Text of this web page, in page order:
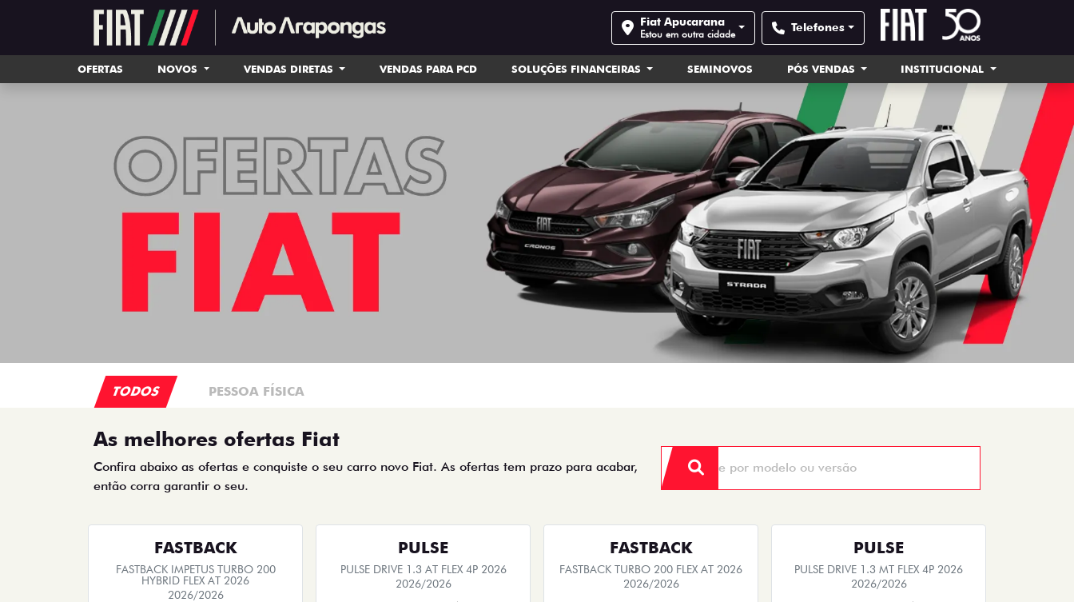
Fiat Apucarana
Estou em outra cidade Telefones
OFERTAS NOVOS VENDAS DIRETAS VENDAS PARA PCD SOLUÇÕES FINANCEIRAS SEMINOVOS PÓS VENDAS INSTITUCIONAL
TODOS PESSOA FÍSICA
As melhores ofertas Fiat
Confira abaixo as ofertas e conquiste o seu carro novo Fiat. As ofertas tem prazo para acabar,
então corra garantir o seu.
FASTBACK
FASTBACK IMPETUS TURBO 200
HYBRID FLEX AT 2026
2026/2026
PULSE
PULSE DRIVE 1.3 AT FLEX 4P 2026
2026/2026
FASTBACK
FASTBACK TURBO 200 FLEX AT 2026
2026/2026
PULSE
PULSE DRIVE 1.3 MT FLEX 4P 2026
2026/2026